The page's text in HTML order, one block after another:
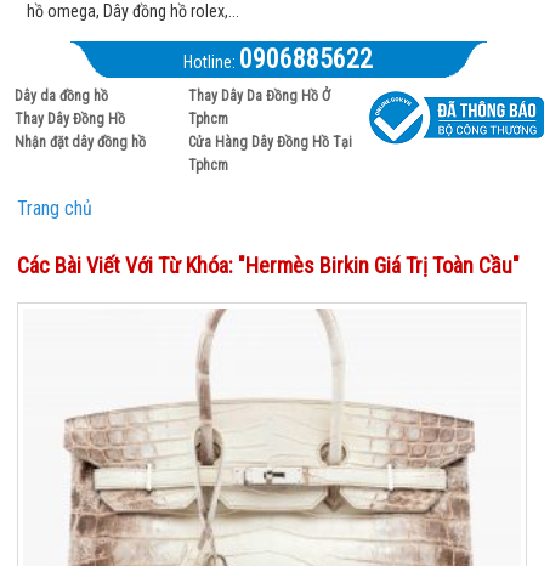
hồ omega, Dây đồng hồ rolex,...
Hotline: 0906885622
Dây da đồng hồ
Thay Dây Đồng Hồ
Nhận đặt dây đồng hồ
Thay Dây Da Đồng Hồ Ở
Tphcm
Cửa Hàng Dây Đồng Hồ Tại
Tphcm
Trang chủ
Các Bài Viết Với Từ Khóa: "Hermès Birkin Giá Trị Toàn Cầu"